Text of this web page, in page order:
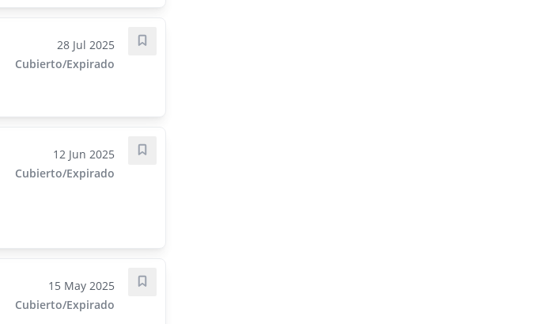
28 Jul 2025
Cubierto/Expirado
Guardar oferta
12 Jun 2025
Cubierto/Expirado
Guardar oferta
15 May 2025
Cubierto/Expirado
Guardar oferta